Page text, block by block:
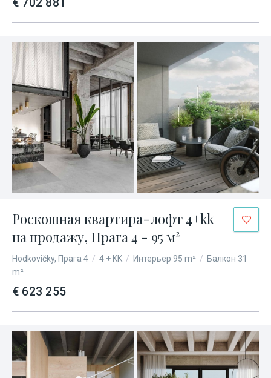
Роскошная квартира-лофт 4+kk
на продажу, Прага 4 - 95 м²
Hodkovičky, Прага 4 / 4 + KK / Интерьер 95 m² / Балкон 31
m²
€ 623 255